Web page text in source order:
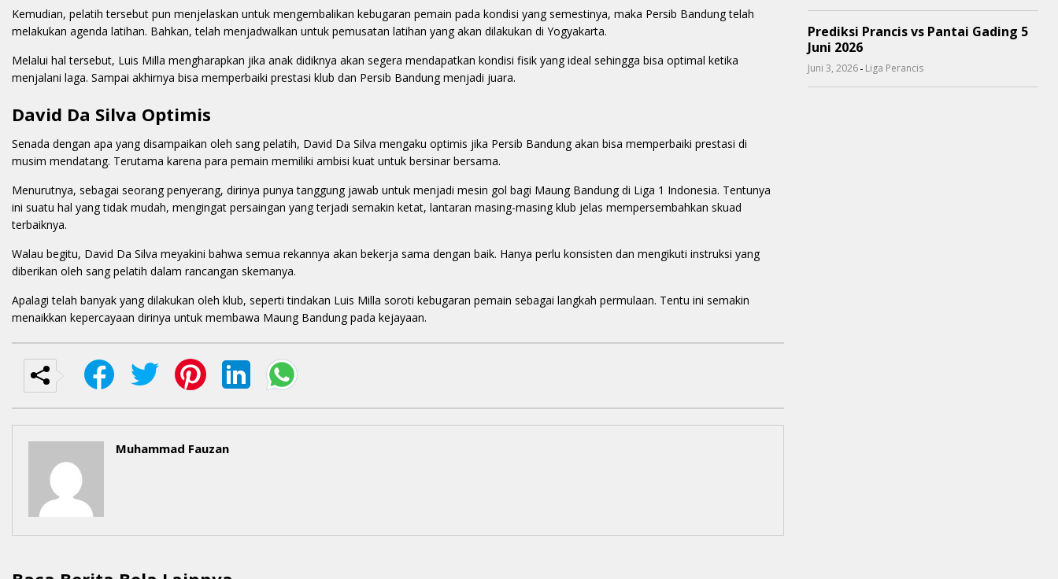
Kemudian, pelatih tersebut pun menjelaskan untuk mengembalikan kebugaran pemain pada kondisi yang semestinya, maka Persib Bandung telah
melakukan agenda latihan. Bahkan, telah menjadwalkan untuk pemusatan latihan yang akan dilakukan di Yogyakarta.
Melalui hal tersebut, Luis Milla mengharapkan jika anak didiknya akan segera mendapatkan kondisi fisik yang ideal sehingga bisa optimal ketika
menjalani laga. Sampai akhirnya bisa memperbaiki prestasi klub dan Persib Bandung menjadi juara.
David Da Silva Optimis
Senada dengan apa yang disampaikan oleh sang pelatih, David Da Silva mengaku optimis jika Persib Bandung akan bisa memperbaiki prestasi di
musim mendatang. Terutama karena para pemain memiliki ambisi kuat untuk bersinar bersama.
Menurutnya, sebagai seorang penyerang, dirinya punya tanggung jawab untuk menjadi mesin gol bagi Maung Bandung di Liga 1 Indonesia. Tentunya
ini suatu hal yang tidak mudah, mengingat persaingan yang terjadi semakin ketat, lantaran masing-masing klub jelas mempersembahkan skuad
terbaiknya.
Walau begitu, David Da Silva meyakini bahwa semua rekannya akan bekerja sama dengan baik. Hanya perlu konsisten dan mengikuti instruksi yang
diberikan oleh sang pelatih dalam rancangan skemanya.
Apalagi telah banyak yang dilakukan oleh klub, seperti tindakan Luis Milla soroti kebugaran pemain sebagai langkah permulaan. Tentu ini semakin
menaikkan kepercayaan dirinya untuk membawa Maung Bandung pada kejayaan.
Muhammad Fauzan
Prediksi Prancis vs Pantai Gading 5
Juni 2026
Juni 3, 2026 - Liga Perancis